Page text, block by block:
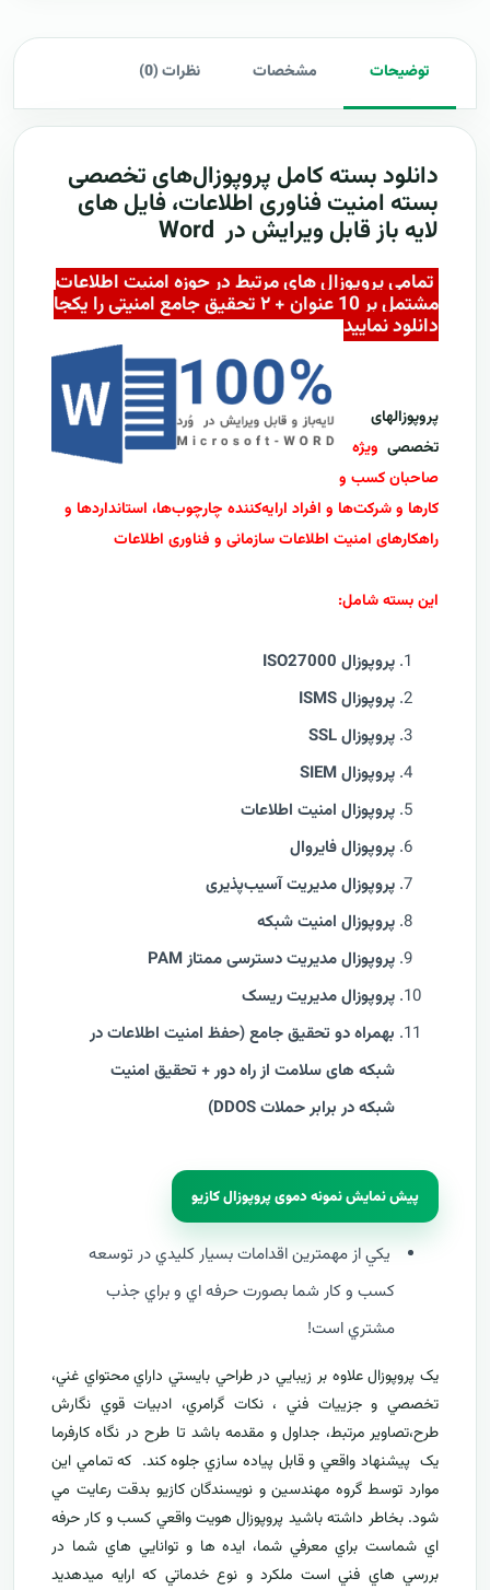
توضیحات مشخصات نظرات (0)
دانلود بسته کامل پروپوزال‌های تخصصی
بسته امنیت فناوری اطلاعات، فایل های
لایه باز قابل ویرایش در Word
تمامی پروپوزال های مرتبط در حوزه امنیت اطلاعات
مشتمل بر 10 عنوان + ۲ تحقیق جامع امنیتی را یکجا
دانلود نمایید
پروپوزالهای
تخصصی ویژه
صاحبان کسب و
کارها و شرکت‌ها و افراد ارایه‌کننده چارچوب‌ها، استانداردها و
راهکارهای امنیت اطلاعات سازمانی و فناوری اطلاعات
این بسته شامل:
پروپوزال ISO27000
پروپوزال ISMS
پروپوزال SSL
پروپوزال SIEM
پروپوزال امنیت اطلاعات
پروپوزال فایروال
پروپوزال مدیریت آسیب‌پذیری
پروپوزال امنیت شبکه
پروپوزال مدیریت دسترسی ممتاز PAM
پروپوزال مدیریت ریسک
بهمراه دو تحقیق جامع (حفظ امنیت اطلاعات در
شبکه های سلامت از راه دور + تحقيق امنیت
شبکه در برابر حملات DDOS)
پیش نمایش نمونه دموی پروپوزال کازیو
يکي از مهمترين اقدامات بسيار کليدي در توسعه
کسب و کار شما بصورت حرفه اي و براي جذب
مشتري است!
يک پروپوزال علاوه بر زيبايي در طراحي بايستي داراي محتواي غني،
تخصصي و جزييات فني ، نکات گرامري، ادبيات قوي نگارش
طرح،تصاوير مرتبط، جداول و مقدمه باشد تا طرح در نگاه کارفرما
يک پيشنهاد واقعي و قابل پياده سازي جلوه کند. که تمامي اين
موارد توسط گروه مهندسين و نويسندگان کازيو بدقت رعايت مي
شود. بخاطر داشته باشيد پروپوزال هويت واقعي کسب و کار حرفه
اي شماست براي معرفيشما، ايده ها و توانايي هاي شما در
بررسي هاي فني است ملکرد و نوع خدماتي که ارايه ميدهديد